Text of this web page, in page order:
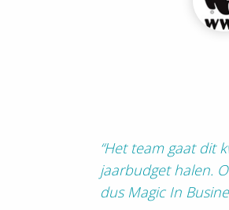
“Het team gaat dit
jaarbudget halen.
dus Magic In